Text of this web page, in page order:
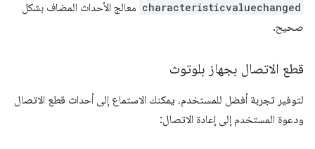
characteristicvaluechanged معالج الأحداث المضاف بشكل
صحيح.
قطع الاتصال بجهاز بلوتوث
لتوفير تجربة أفضل للمستخدم، يمكنك الاستماع إلى أحداث قطع الاتصال
ودعوة المستخدم إلى إعادة الاتصال: